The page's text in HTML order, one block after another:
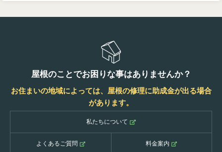
屋根のことでお困りな事はありませんか？
お住まいの地域によっては、屋根の修理に助成金が出る場合
があります。
私たちについて
よくあるご質問 料金案内